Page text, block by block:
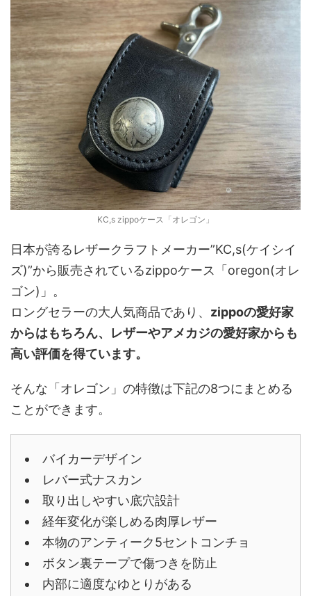
KC,s zippoケース「オレゴン」
日本が誇るレザークラフトメーカー”KC,s(ケイシイ
ズ)”から販売されているzippoケース「oregon(オレ
ゴン)」。
ロングセラーの大人気商品であり、 zippoの愛好家
からはもちろん、レザーやアメカジの愛好家からも
高い評価を得ています。
そんな「オレゴン」の特徴は下記の8つにまとめる
ことができます。
バイカーデザイン
レバー式ナスカン
取り出しやすい底穴設計
経年変化が楽しめる肉厚レザー
本物のアンティーク5セントコンチョ
ボタン裏テープで傷つきを防止
内部に適度なゆとりがある